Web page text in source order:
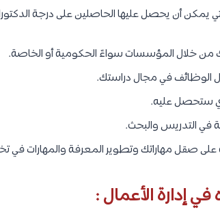
يمكن أن يحصل عليها الحاصلين على درجة
من خلال المؤسسات سواءً الحكومية أو الخاصة.
في مجال دراستك.
ستحصل عليه.
التدريس والبحث.
صقل مهاراتك وتطوير المعرفة والمهارات
إدارة الأعمال :